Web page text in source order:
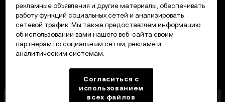
Компания OKX Europe Limited, работающая под
рекламные объявления и другие материалы, обеспечивать
работу функций социальных сетей и анализировать
сетевой трафик. Мы также предоставляем информацию
об использовании вами нашего веб-сайта своим
партнерам по социальным сетям, рекламе и
аналитическим системам.
Согласиться с
использованием
всех файлов